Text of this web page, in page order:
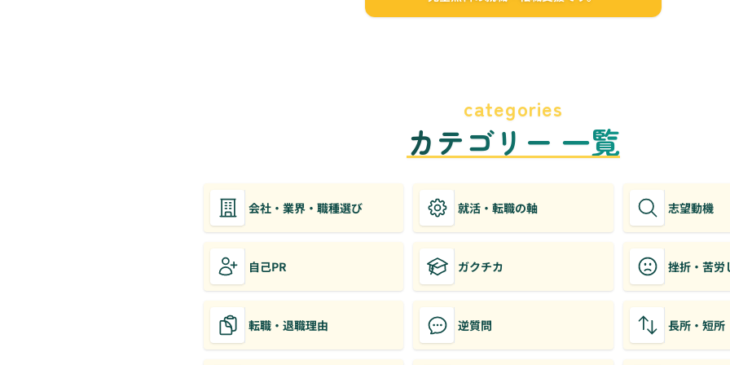
categories
カテゴリー 一覧
会社・業界・職種選び 就活・転職の軸 志望動機
自己PR ガクチカ 挫折・苦労
転職・退職理由 逆質問 長所・短所